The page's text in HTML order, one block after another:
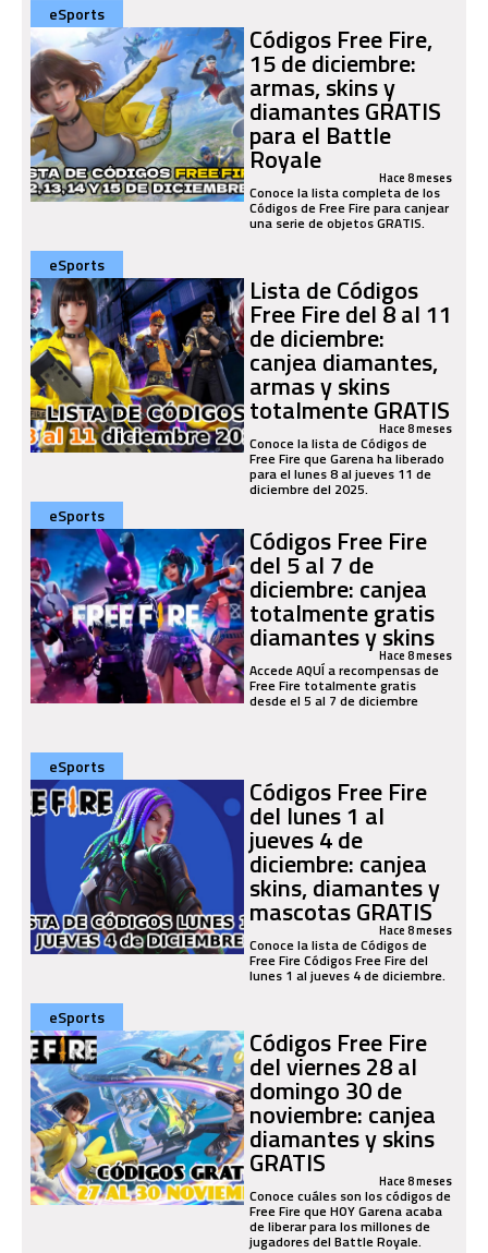
eSports
Códigos Free Fire,
15 de diciembre:
armas, skins y
diamantes GRATIS
para el Battle
Royale Hace 8 meses
Conoce la lista completa de los
Códigos de Free Fire para canjear
una serie de objetos GRATIS.
eSports
Lista de Códigos
Free Fire del 8 al 11
de diciembre:
canjea diamantes,
armas y skins
totalmente GRATIS
Hace 8 meses
Conoce la lista de Códigos de
Free Fire que Garena ha liberado
para el lunes 8 al jueves 11 de
diciembre del 2025.
eSports
Códigos Free Fire
del 5 al 7 de
diciembre: canjea
totalmente gratis
diamantes y skins
Hace 8 meses
Accede AQUÍ a recompensas de
Free Fire totalmente gratis
desde el 5 al 7 de diciembre
eSports
Códigos Free Fire
del lunes 1 al
jueves 4 de
diciembre: canjea
skins, diamantes y
mascotas GRATIS
Hace 8 meses
Conoce la lista de Códigos de
Free Fire Códigos Free Fire del
lunes 1 al jueves 4 de diciembre.
eSports
Códigos Free Fire
del viernes 28 al
domingo 30 de
noviembre: canjea
diamantes y skins
GRATIS Hace 8 meses
Conoce cuáles son los códigos de
Free Fire que HOY Garena acaba
de liberar para los millones de
jugadores del Battle Royale.